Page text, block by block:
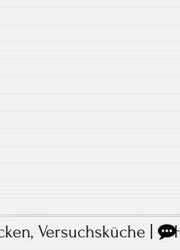
,Versuchsküche |